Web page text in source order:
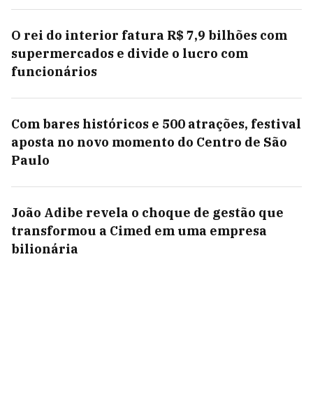
O rei do interior fatura R$ 7,9 bilhões com
supermercados e divide o lucro com
funcionários
Com bares históricos e 500 atrações, festival
aposta no novo momento do Centro de São
Paulo
João Adibe revela o choque de gestão que
transformou a Cimed em uma empresa
bilionária